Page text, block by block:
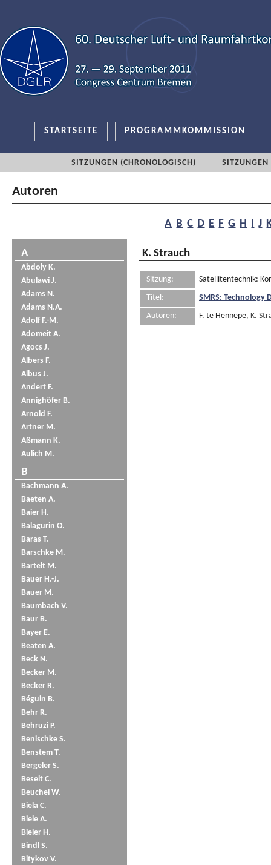
STARTSEITE PROGRAMMKOMMISSION
SITZUNGEN (CHRONOLOGISCH) SITZUNGEN
Autoren
A B C D E F G H I J
A
Abdoly K.
Abulawi J.
Adams N.
Adams N.A.
Adolf F.-M.
Adomeit A.
Agocs J.
Albers F.
Albus J.
Andert F.
Annighöfer B.
Arnold F.
Artner M.
Aßmann K.
Aulich M.
B
Bachmann A.
Baeten A.
Baier H.
Balagurin O.
Baras T.
Barschke M.
Bartelt M.
Bauer H.-J.
Bauer M.
Baumbach V.
Baur B.
Bayer E.
Beaten A.
Beck N.
Becker M.
Becker R.
Béguin B.
Behr R.
Behruzi P.
Benischke S.
Benstem T.
Bergeler S.
Beselt C.
Beuchel W.
Biela C.
Biele A.
Bieler H.
Bindl S.
Bitykov V.
K. Strauch
Sitzung:
Satellitentechnik:
Titel:
SMRS: Technology
Autoren:
F. te Hennepe, K.